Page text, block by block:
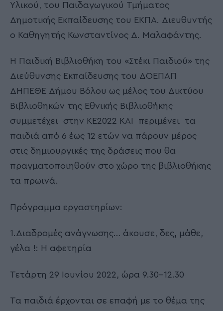
Υλικού, του Παιδαγωγικού Τμήματος
Δημοτικής Εκπαίδευσης του ΕΚΠΑ. Διευθυντής
ο Καθηγητής Κωνσταντίνος Δ. Μαλαφάντης.
Η Παιδική Βιβλιοθήκη του «Στέκι Παιδιού» της
Διεύθυνσης Εκπαίδευσης του ΔΟΕΠΑΠ
ΔΗΠΕΘΕ Δήμου Βόλου ως μέλος του Δικτύου
Βιβλιοθηκών της Εθνικής Βιβλιοθήκης
συμμετέχει στην ΚΕ2022 ΚΑΙ περιμένει τα
παιδιά από 6 έως 12 ετών να πάρουν μέρος
στις δημιουργικές της δράσεις που θα
πραγματοποιηθούν στο χώρο της βιβλιοθήκης
τα πρωινά.
Πρόγραμμα εργαστηρίων:
1.Διαδρομές ανάγνωσης… άκουσε, δες, μάθε,
γέλα !: Η αφετηρία
Τετάρτη 29 Ιουνίου 2022, ώρα 9.30-12.30
Τα παιδιά έρχονται σε επαφή με το θέμα της